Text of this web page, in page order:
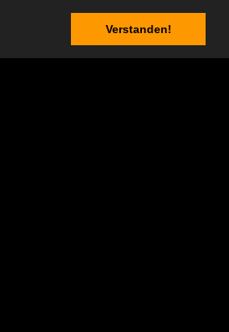
Verstanden!